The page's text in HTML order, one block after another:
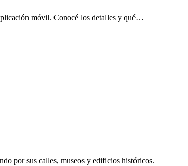
móvil. Conocé los detalles y qué…
por sus calles, museos y edificios históricos.